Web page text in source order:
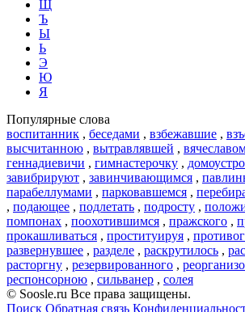
Щ
Ъ
Ы
Ь
Э
Ю
Я
Популярные слова
воспитанник , беседами , взбежавшие ,
высчитанною , вытравлявшей ,
геннадиевичи , гимнастерочку ,
завибрируют , завинчивающимся ,
парабеллумами , парковавшемся ,
, подающее , подлетать , подросту ,
помпонах , поохотившимся , пражского ,
прокашливаться , проституируя ,
развернувшее , разделе , раскрутилось ,
расторгну , резервированного ,
респонсорною , сильванер , солея
© Soosle.ru Все права защищены.
Поиск Обратная связь